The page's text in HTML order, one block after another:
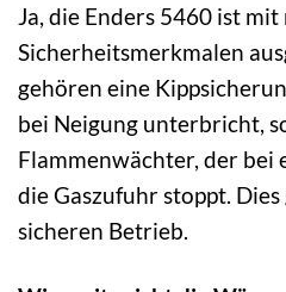
Ja, die Enders 5460 ist
Sicherheitsmerkmalen
gehören eine
bei Neigung unterbricht,
Flammenwächter, der bei
die Gaszufuhr stoppt.
sicheren Betrieb.